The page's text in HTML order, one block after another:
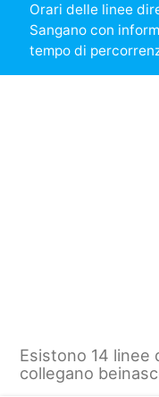
Orari delle linee
Sangano con
tempo di
Esistono 14 linee
collegano